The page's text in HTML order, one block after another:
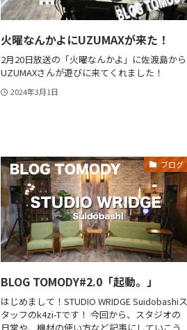
火曜なんかよにUZUMAXが来た！
2月20日放送の「火曜なんかよ」に佐渡島から
UZUMAXさんが遊びに来てくれました！
2024年3月1日
ブログ
BLOG TOMODY#2.0「起動。」
はじめまして！STUDIO WRIDGE Suidobashiス
タッフのk4zi-Tです！ 今回から、スタジオの
日常や、機材の使い方など記事にしていこう